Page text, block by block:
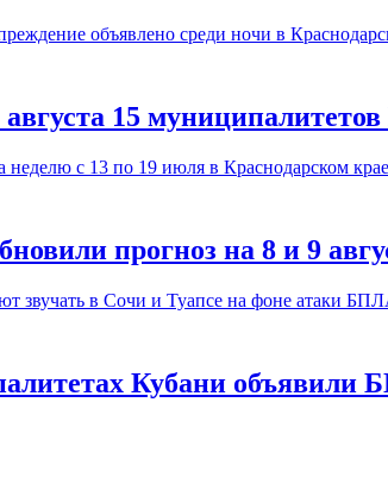
15
прогноз на 8 и 9
Кубани объявили